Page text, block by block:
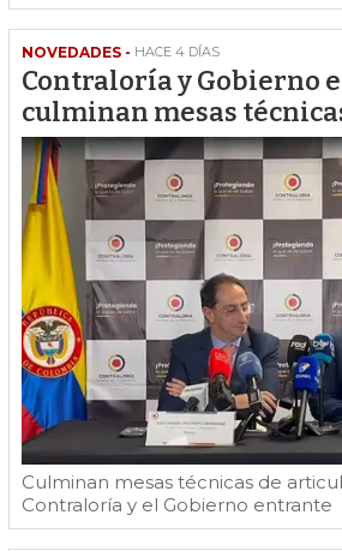
NOVEDADES - HACE 4 DÍAS
Contraloría y Gobierno
culminan mesas
Culminan mesas técnicas de
Contraloría y el Gobierno entrante